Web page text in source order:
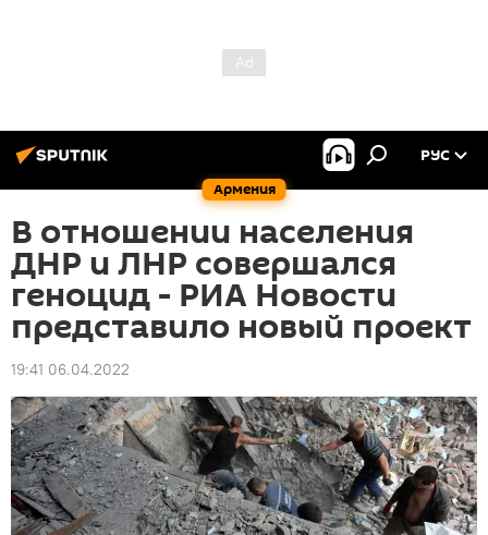
Армения
РУС
В отношении населения
ДНР и ЛНР совершался
геноцид - РИА Новости
представило новый проект
19:41 06.04.2022